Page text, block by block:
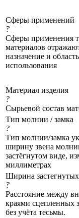
Сферы применений
?
Сферы применения
материалов
назначение и область
использования
Материал изделия
?
Сырьевой состав
Тип молнии / замка
?
Тип молнии/замка
ширину звена
застёгнутом виде,
миллиметрах
Ширина
?
Расстояние между
краями сцепленных
без учёта тесьмы.